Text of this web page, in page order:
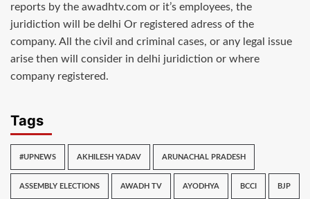
reports by the awadhtv.com or it’s employees, the
juridiction will be delhi Or registered adress of the
company. All the civil and criminal cases, or any legal issue
arise then will consider in delhi juridiction or where
company registered.
Tags
#UPNEWS AKHILESH YADAV ARUNACHAL PRADESH
ASSEMBLY ELECTIONS AWADH TV AYODHYA BCCI BJP